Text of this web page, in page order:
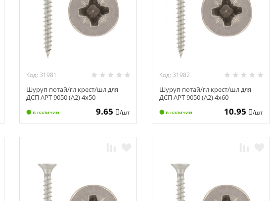
Код: 31981
Шуруп потай/гл крест/шл для
ДСП АРТ 9050 (А2) 4х50
в наличии 9.65 /шт
Код: 31982
Шуруп потай/гл крест/шл для
ДСП АРТ 9050 (А2) 4х60
в наличии 10.95 /шт